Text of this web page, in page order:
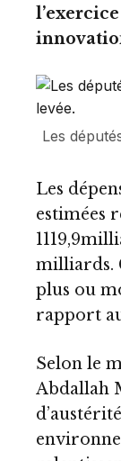
Les
Les
estimées
milliards.
plus ou
rapport
Selon le
Abdallah